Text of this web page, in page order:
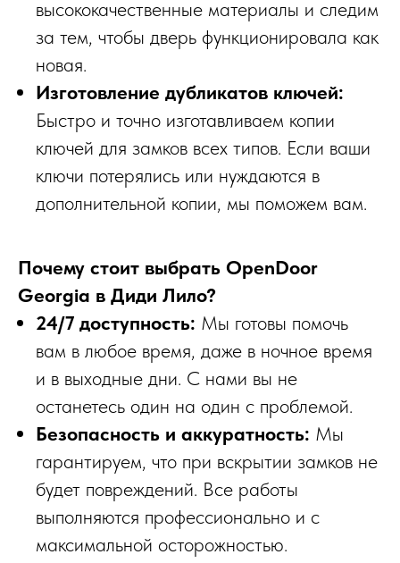
высококачественные материалы и следим
за тем, чтобы дверь функционировала как
новая.
Изготовление дубликатов ключей:
Быстро и точно изготавливаем копии
ключей для замков всех типов. Если ваши
ключи потерялись или нуждаются в
дополнительной копии, мы поможем вам.
Почему стоит выбрать OpenDoor
Georgia в Диди Лило?
24/7 доступность: Мы готовы помочь
вам в любое время, даже в ночное время
и в выходные дни. С нами вы не
останетесь один на один с проблемой.
Безопасность и аккуратность: Мы
гарантируем, что при вскрытии замков не
будет повреждений. Все работы
выполняются профессионально и с
максимальной осторожностью.